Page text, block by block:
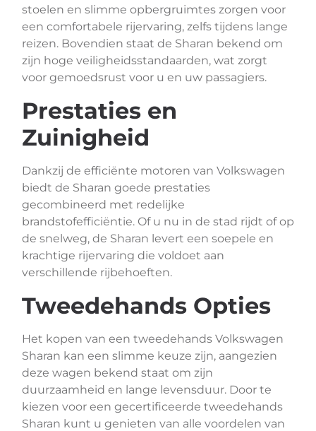
stoelen en slimme opbergruimtes zorgen voor
een comfortabele rijervaring, zelfs tijdens lange
reizen. Bovendien staat de Sharan bekend om
zijn hoge veiligheidsstandaarden, wat zorgt
voor gemoedsrust voor u en uw passagiers.
Prestaties en
Zuinigheid
Dankzij de efficiënte motoren van Volkswagen
biedt de Sharan goede prestaties
gecombineerd met redelijke
brandstofefficiëntie. Of u nu in de stad rijdt of op
de snelweg, de Sharan levert een soepele en
krachtige rijervaring die voldoet aan
verschillende rijbehoeften.
Tweedehands Opties
Het kopen van een tweedehands Volkswagen
Sharan kan een slimme keuze zijn, aangezien
deze wagen bekend staat om zijn
duurzaamheid en lange levensduur. Door te
kiezen voor een gecertificeerde tweedehands
Sharan kunt u genieten van alle voordelen van